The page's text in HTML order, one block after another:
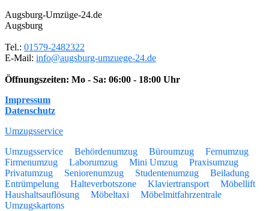
Augsburg-Umzüge-24.de
Augsburg
Tel.: 01579-2482322
E-Mail: info@augsburg-umzuege-24.de
Öffnungszeiten: Mo - Sa: 06:00 - 18:00 Uhr
Impressum
Datenschutz
Umzugsservice
Umzugsservice
Behördenumzug Büroumzug
Fernumzug
Firmenumzug
Laborumzug Mini Umzug
Praxisumzug
Privatumzug
Seniorenumzug Studentenumzug
Beiladung
Entrümpelung
Halteverbotszone Klaviertransport
Möbellift
Haushaltsauflösung
Möbeltaxi
Möbelmitfahrzentrale
Umzugskartons